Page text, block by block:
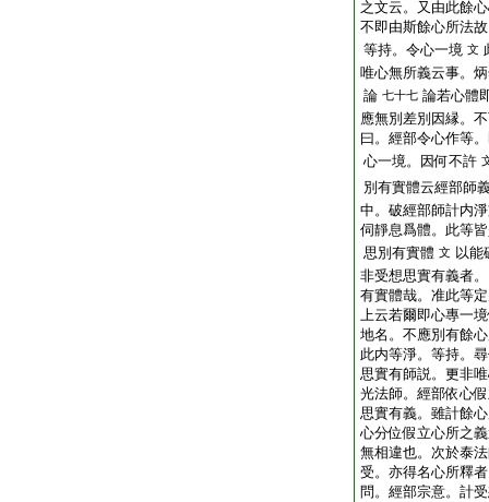
之文云。又由此餘
不即由斯餘心所法
等持。令心一境 文
唯心無所義云事。
論 七十七 論若心體
應無別差別因縁。
曰。經部令心作等
心一境。因何不許
別有實體云經部師
中。破經部師計内
伺靜息爲體。此等
思別有實體 文 以能
非受想思實有義者
有實體哉。准此等
上云若爾即心專一
地名。不應別有餘
此内等淨。等持。
思實有師説。更非
光法師。經部依心
思實有義。雖計餘
心分位假立心所之
無相違也。次於泰
受。亦得名心所釋
問。經部宗意。計